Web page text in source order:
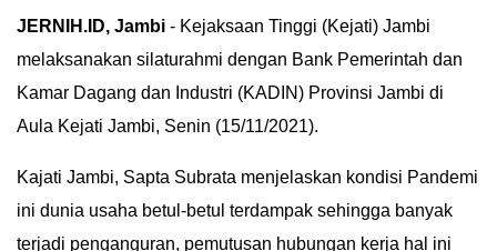
TEKNOLOGI
OTOMOTIF
HIBURAN
JERNIH.ID, Jambi - Kejaksaan Tinggi (Kejati) Jambi
melaksanakan silaturahmi dengan Bank Pemerintah dan
Kamar Dagang dan Industri (KADIN) Provinsi Jambi di
Aula Kejati Jambi, Senin (15/11/2021).
Kajati Jambi, Sapta Subrata menjelaskan kondisi Pandemi
ini dunia usaha betul-betul terdampak sehingga banyak
terjadi penganguran, pemutusan hubungan kerja hal ini